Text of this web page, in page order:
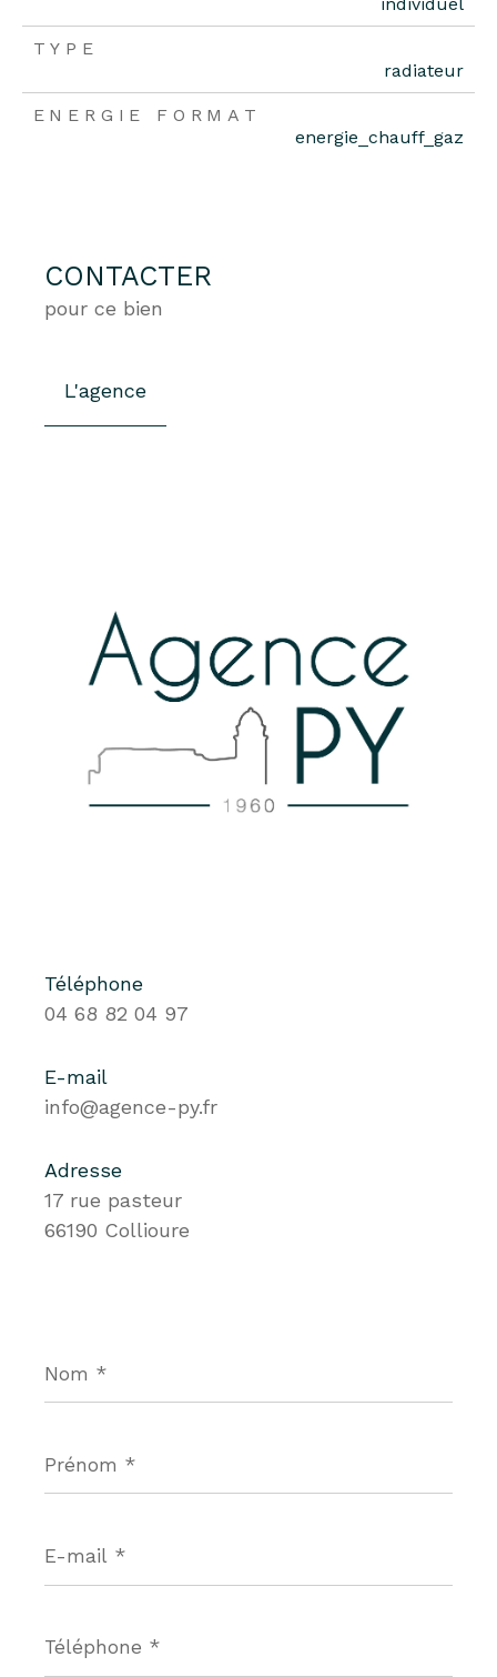
TYPE
radiateur
ENERGIE FORMAT
energie_chauff_gaz
CONTACTER
pour ce bien
L'agence
Téléphone
04 68 82 04 97
E-mail
info@agence-py.fr
Adresse
17 rue pasteur
66190 Collioure
*
*
mail
*
*